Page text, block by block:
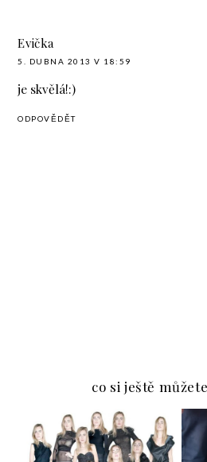
Evička
5. DUBNA 2013 V 18:59
je skvělá!:)
ODPOVĚDĚT
co si ještě